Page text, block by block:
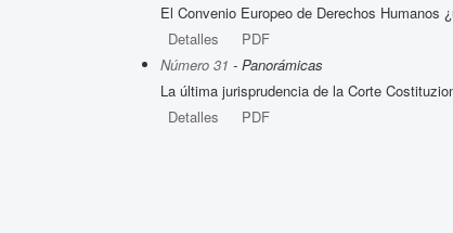
El Convenio Europeo de Derechos Humanos
Detalles
PDF
Número 31 - Panorámicas
La última jurisprudencia de la Corte
Detalles
PDF